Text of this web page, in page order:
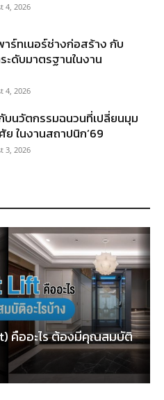
4, 2026
าร์ทเนอร์ช่างก่อสร้าง กับ
ดับมาตรฐานในงาน
4, 2026
บนวัตกรรมฉนวนที่เปลี่ยนมุม
ในงานสถาปนิก’69
3, 2026
คืออะไร ต้องมีคุณสมบัติ